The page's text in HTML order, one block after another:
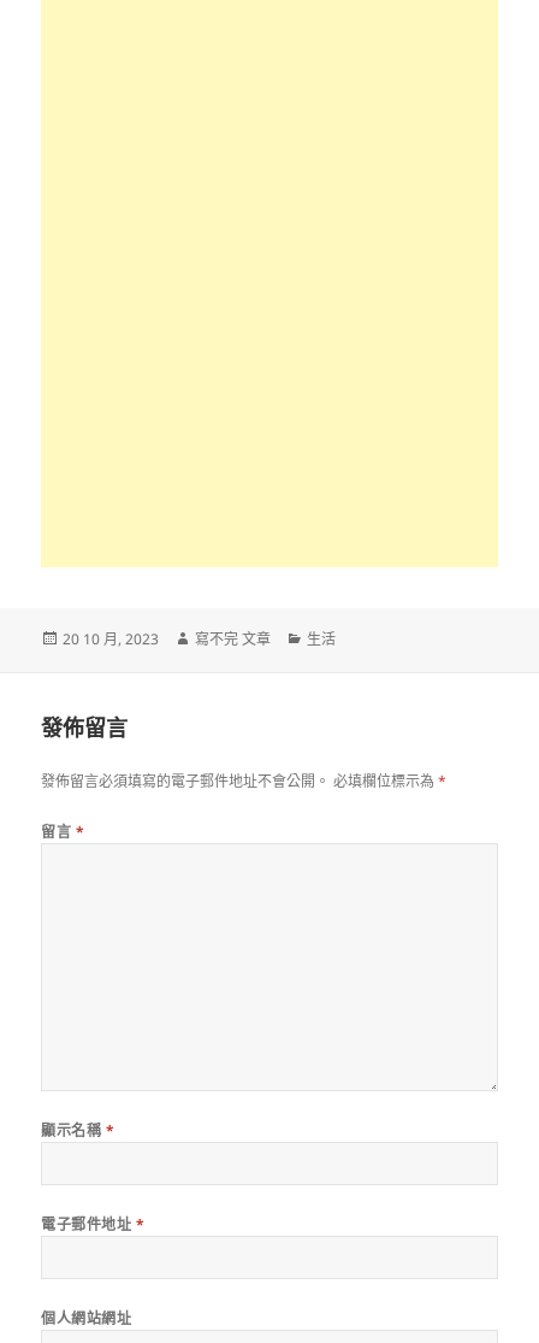
發
20 10 月, 2023
作
寫不完 文章
分
生活
發佈留言
發佈留言必須填寫的電子郵件地址不會公開。 必填欄位標示為*
留言 *
顯示名稱 *
電子郵件地址 *
個人網站網址